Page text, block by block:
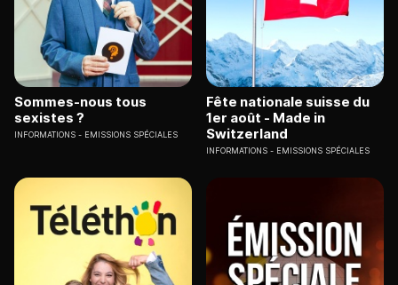
Sommes-nous tous
sexistes ?
INFORMATIONS EMISSIONS SPÉCIALES
Fête nationale suisse du
1er août - Made in
Switzerland
INFORMATIONS EMISSIONS SPÉCIALES